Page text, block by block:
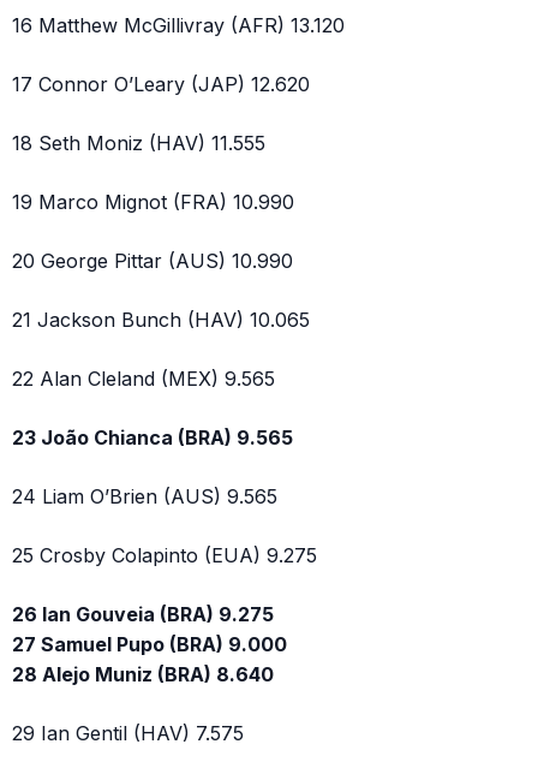
16 Matthew McGillivray (AFR) 13.120
17 Connor O’Leary (JAP) 12.620
18 Seth Moniz (HAV) 11.555
19 Marco Mignot (FRA) 10.990
20 George Pittar (AUS) 10.990
21 Jackson Bunch (HAV) 10.065
22 Alan Cleland (MEX) 9.565
23 João Chianca (BRA) 9.565
24 Liam O’Brien (AUS) 9.565
25 Crosby Colapinto (EUA) 9.275
26 Ian Gouveia (BRA) 9.275
27 Samuel Pupo (BRA) 9.000
28 Alejo Muniz (BRA) 8.640
29 Ian Gentil (HAV) 7.575